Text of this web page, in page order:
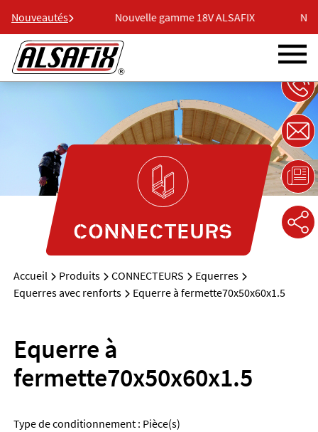
Nouveautés
ALSAFIX Nouvelle gamme 18V ALSAFIX
CONNECTEURS
Accueil Produits CONNECTEURS
Equerres
Equerres avec renforts
Equerre à fermette70x50x60x1.5
Equerre à
fermette70x50x60x1.5
Type de conditionnement : Pièce(s)